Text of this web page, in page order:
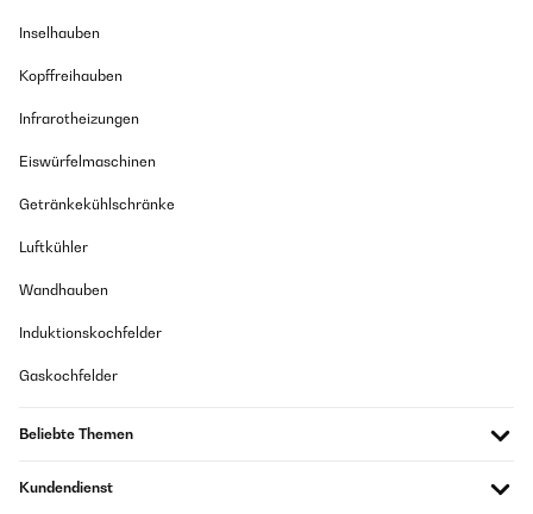
Inselhauben
Kopffreihauben
Infrarotheizungen
Eiswürfelmaschinen
Getränkekühlschränke
Luftkühler
Wandhauben
Induktionskochfelder
Gaskochfelder
Beliebte Themen
Kundendienst